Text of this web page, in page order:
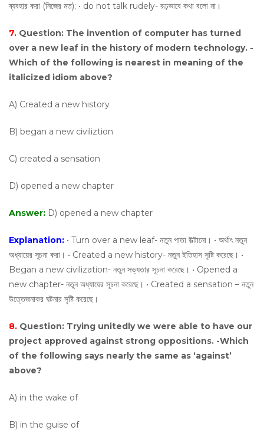
ব্যবহার করা (নিজের মত); • do not talk rudely- রূঢ়ভাবে কথা বলো না।
7. Question: The invention of computer has turned
over a new leaf in the history of modern technology. -
Which of the following is nearest in meaning of the
italicized idiom above?
A) Created a new history
B) began a new civiliztion
C) created a sensation
D) opened a new chapter
Answer: D) opened a new chapter
Explanation: • Turn over a new leaf- নতুন পাতা উল্টানো। • অর্থাৎ নতুন
অধ্যায়ের সূচনা করা। • Created a new history- নতুন ইতিহাস সৃষ্টি করেছে। •
Began a new civilization- নতুন সভ্যতার সূচনা করেছে। • Opened a
new chapter- নতুন অধ্যায়ের সূচনা করেছে। • Created a sensation – নতুন
উত্তেজনাকর ঘটনার সৃষ্টি করেছে।
8. Question: Trying unitedly we were able to have our
project approved against strong oppositions. -Which
of the following says nearly the same as ‘against’
above?
A) in the wake of
B) in the guise of